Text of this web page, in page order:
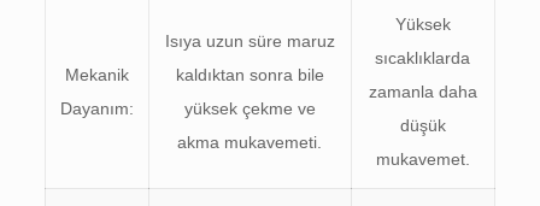
Mekanik
Dayanım:
Isıya uzun süre maruz
kaldıktan sonra bile
yüksek çekme ve
akma mukavemeti.
Yüksek
sıcaklıklarda
zamanla daha
düşük
mukavemet.